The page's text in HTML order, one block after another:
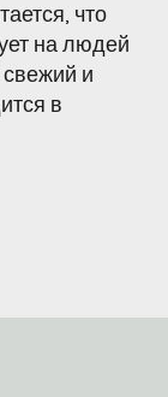
что
на людей
свежий и
в